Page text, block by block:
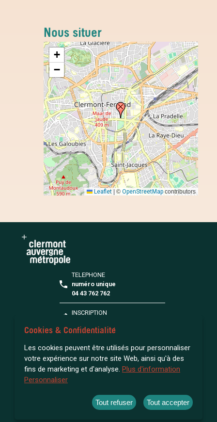
Nous situer
TELEPHONE
numéro unique
04 43 762 762
INSCRIPTION
Toutes vos questions
ACCESSIBILITÉ : NON CONFORME
GESTION DES COOKIES
Cookies & Confidentialité
Les cookies peuvent être utilisés pour personnaliser
votre expérience sur notre site Web, ainsi qu'à des
fins de marketing et d'analyse. Plus d'information
Personnaliser
Tout refuser Tout accepter